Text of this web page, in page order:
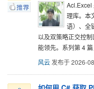
Acl.Excel
理库。本
语）、全
以及双策略正交控
能领先。系列第 4
风云 发布于 2026-